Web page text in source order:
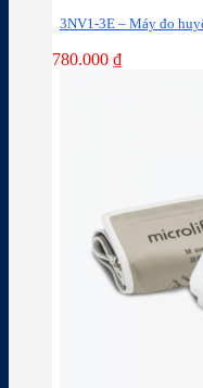
3NV1-3E – Máy đo
780.000 ₫